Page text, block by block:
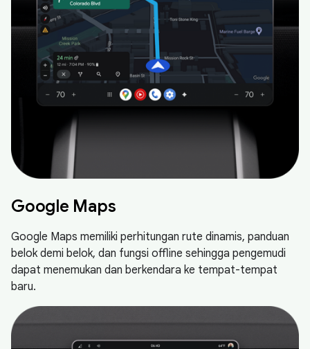
Google Maps
Google Maps memiliki perhitungan rute dinamis, panduan
belok demi belok, dan fungsi offline sehingga pengemudi
dapat menemukan dan berkendara ke tempat-tempat
baru.